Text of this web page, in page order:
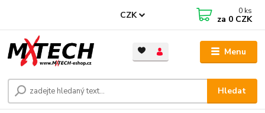
Menu
CZK
Hledat
0 ks
za 0 CZK